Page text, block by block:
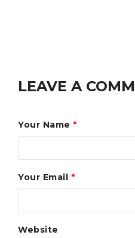
LEAVE A
Your Name *
Your Email *
Website